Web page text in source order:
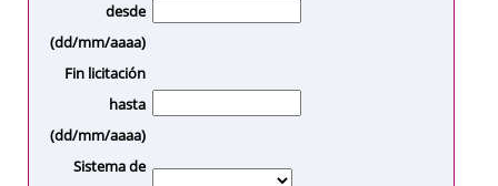
desde
(dd/mm/aaaa)
Fin licitación
hasta
(dd/mm/aaaa)
Sistema de